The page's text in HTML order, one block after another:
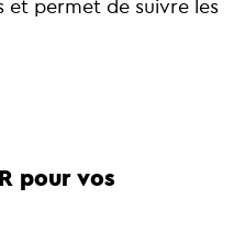
et permet de suivre les
pour vos